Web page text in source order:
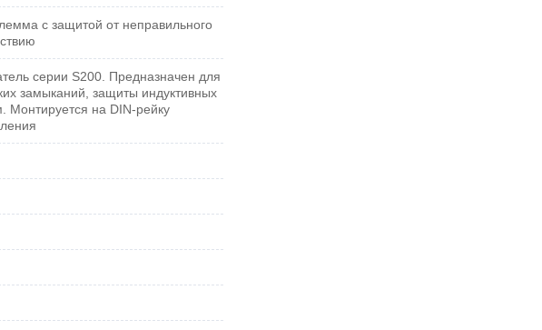
с защитой от неправильного
серии S200. Предназначен для
замыканий, защиты индуктивных
Монтируется на DIN-рейку